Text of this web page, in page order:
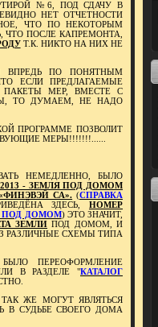
№6, ПОД СДАЧУ В
НЕТ ОТЧЕТНОСТИ
ЧТО ПО НЕКОТОРЫМ
ПОСЛЕ КАПРЕМОНТА,
Т.К. НИКТО НА НИХ НЕ
ВПРЕДЬ ПО ПОНЯТНЫМ
ЕСЛИ ПРЕДЛАГАЕМЫЕ
МЕР, ВМЕСТЕ С
ТО ДУМАЕМ, НЕ НАДО
ПРОГРАММЕ ПОЗВОЛИТ
МЕРЫ!!!!!!!......
НЕМЕДЛЕННО, БЫЛО
- ЗЕМЛЯ ПОД ДОМОМ
СА». (СПРАВКА
ЗДЕСЬ, НОМЕР
ПОД ДОМОМ) ЭТО ЗНАЧИТ,
ЗЕМЛИ ПОД ДОМОМ, И
РАЗЛИЧНЫЕ СХЕМЫ ТИПА
ПЕРЕОФОРМЛЕНИЕ
В РАЗДЕЛЕ "КАТАЛОГ
ЖЕ МОГУТ ЯВЛЯТЬСЯ
В СУДЬБЕ СВОЕГО ДОМА